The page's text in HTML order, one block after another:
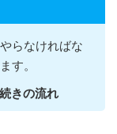
やらなければな
す。
きの流れ